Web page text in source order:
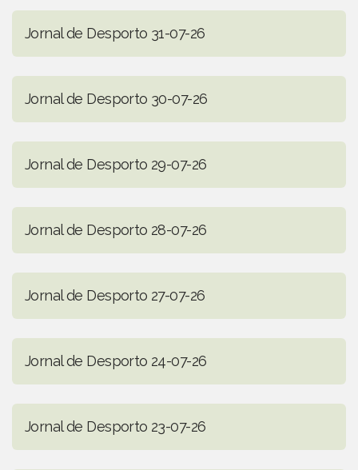
Jornal de Desporto 31-07-26
Jornal de Desporto 30-07-26
Jornal de Desporto 29-07-26
Jornal de Desporto 28-07-26
Jornal de Desporto 27-07-26
Jornal de Desporto 24-07-26
Jornal de Desporto 23-07-26